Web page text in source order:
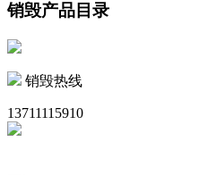
销毁产品目录
销毁热线
13711115910